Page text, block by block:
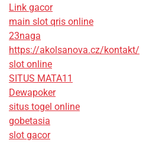
Link gacor
main slot qris online
23naga
https://akolsanova.cz/kontakt/
slot online
SITUS MATA11
Dewapoker
situs togel online
gobetasia
slot gacor